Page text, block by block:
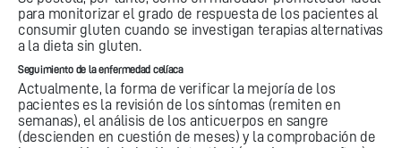
para monitorizar el grado de respuesta de los pacientes al
consumir gluten cuando se investigan terapias alternativas
a la dieta sin gluten.
Seguimiento de la enfermedad celíaca
Actualmente, la forma de verificar la mejoría de los
pacientes es la revisión de los síntomas (remiten en
semanas), el análisis de los anticuerpos en sangre
(descienden en cuestión de meses) y la comprobación de